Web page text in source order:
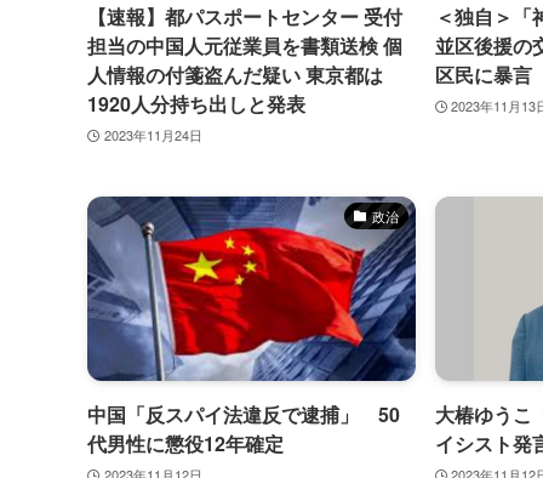
【速報】都パスポートセンター 受付
担当の中国人元従業員を書類送検 個
人情報の付箋盗んだ疑い 東京都は
1920人分持ち出しと発表
2023年11月24日
＜独自＞
並区後援の
区民に暴言
2023年11月13
政治
中国「反スパイ法違反で逮捕」 50
代男性に懲役12年確定
2023年11月12日
大椿ゆうこ
イシスト発
2023年11月12
2024年8月27日 2024年8